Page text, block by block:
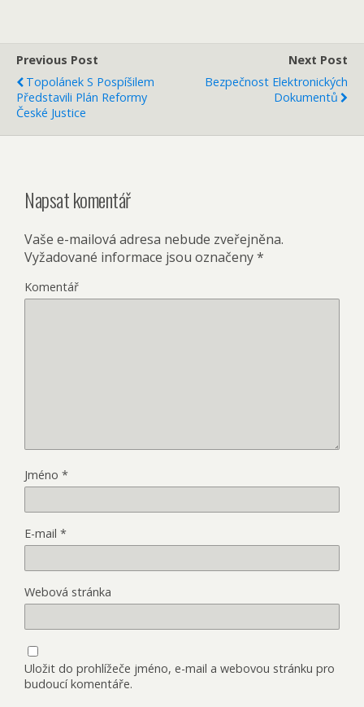
Previous Post
Topolánek S Pospíšilem
Představili Plán Reformy
České Justice
Next Post
Bezpečnost Elektronických
Dokumentů
Napsat komentář
Vaše e-mailová adresa nebude zveřejněna.
Vyžadované informace jsou označeny*
Komentář
Jméno *
E-mail *
Webová stránka
Uložit do prohlížeče jméno, e-mail a webovou stránku pro
budoucí komentáře.